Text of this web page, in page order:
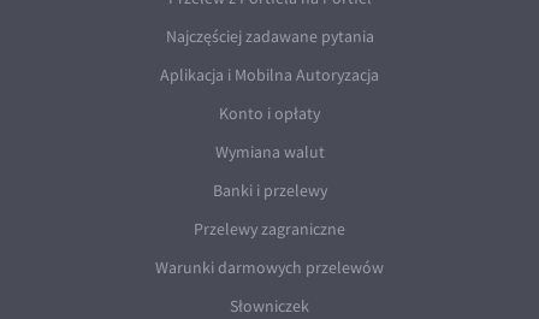
Najczęściej zadawane pytania
Aplikacja i Mobilna Autoryzacja
Konto i opłaty
Wymiana walut
Banki i przelewy
Przelewy zagraniczne
Warunki darmowych przelewów
Słowniczek